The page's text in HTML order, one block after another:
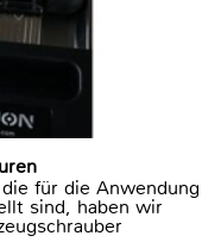
für die Anwendung
sind, haben wir